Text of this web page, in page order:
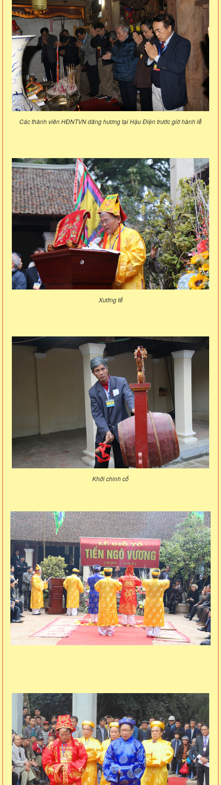
Các thành viên HĐNTVN dâng hương tại Hậu Điện trước giờ hành lễ
Xướng tế
Khởi chinh cổ